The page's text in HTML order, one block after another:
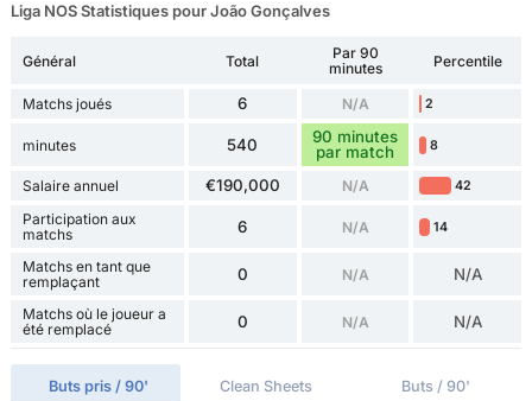
Liga NOS Statistiques pour João Gonçalves
Général Total
Par 90
minutes
Percentile
Matchs joués 6 N/A 2
minutes 540
90 minutes
par match
8
Salaire annuel €190,000 N/A 42
Participation aux
matchs
6 N/A 14
Matchs en tant que
remplaçant
0 N/A N/A
Matchs où le joueur a
été remplacé
0 N/A N/A
Buts pris / 90' Clean Sheets Buts / 90'